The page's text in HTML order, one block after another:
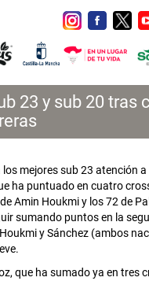
23 y sub 20 tras
mejores sub 23 atención a
ha puntuado en cuatro
Amin Houkmi y los 72 de
sumando puntos en la
y Sánchez (ambos
que ha sumado ya en tres